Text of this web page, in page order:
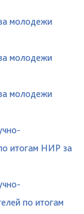
молодежи
молодежи
молодежи
итогам НИР за
по итогам